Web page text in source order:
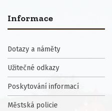
Informace
Dotazy a náměty
Užitečné odkazy
Poskytování informací
Městská policie